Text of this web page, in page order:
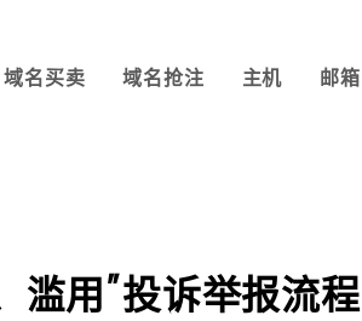
域名买卖 域名抢注 主机 邮箱
滥用”投诉举报流程